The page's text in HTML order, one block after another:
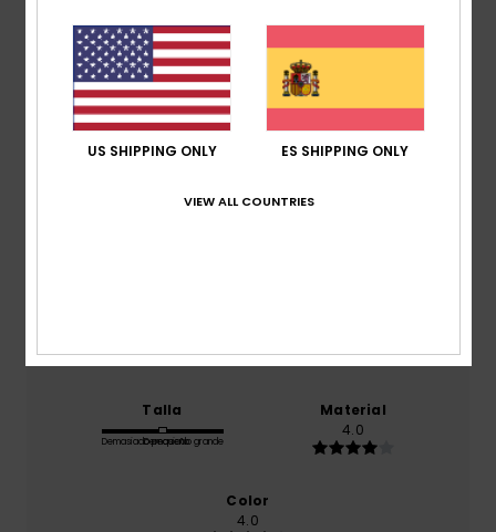
4.0/5
basado en1 reseñas verificadasdesde julio 2026
El 0% de nuestros clientes recomiendan este
Talla
Demasiado pequeño
Demasiado grande
Material
4.0
Color
4.0
US SHIPPING ONLY ES SHIPPING ONLY
VIEW ALL COUNTRIES